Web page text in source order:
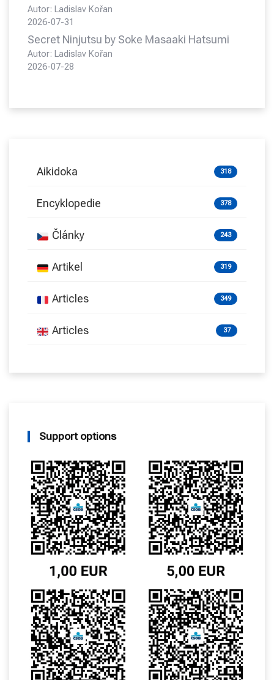
Autor: Ladislav Kořan
2026-07-31
Secret Ninjutsu by Soke Masaaki Hatsumi
Autor: Ladislav Kořan
2026-07-28
Aikidoka 318
Encyklopedie 378
Články 243
Artikel 319
Articles 349
Articles 37
Support options